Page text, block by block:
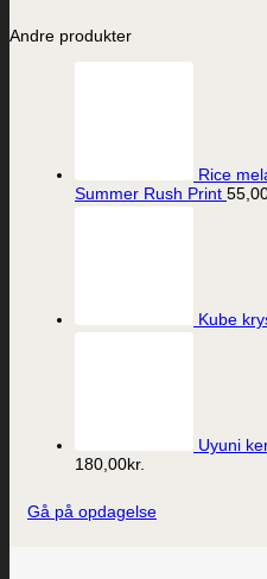
Andre produkter
Rice
Summer Rush Print
Kube
Uyuni
180,00kr.
Gå på opdagelse